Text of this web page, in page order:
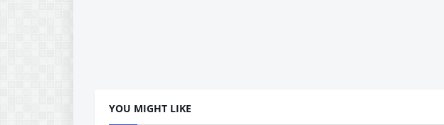
YOU MIGHT LIKE